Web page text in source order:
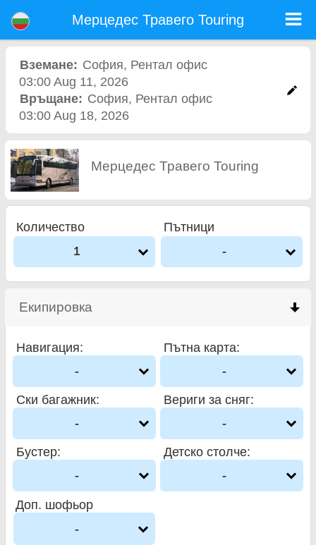
застраховка (без депозит), неограничен пробег, безплатни детски седалки, безплатни допълнителни шофьори,
гарантирани ниски цени за наем на коли.Мерцедес Травего Touring
Вземане: София, Рентал офис
03:00 Aug 11, 2026
Връщане: София, Рентал офис
03:00 Aug 18, 2026
Мерцедес Травего Touring
Количество
1
Пътници
-
Екипировка
Навигация:
-
Пътна карта:
-
Ски багажник:
-
Вериги за сняг:
-
Бустер:
-
Детско столче:
-
Доп. шофьор
-